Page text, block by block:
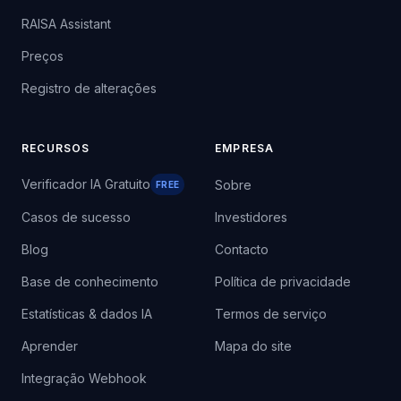
RAISA Assistant
Preços
Registro de alterações
RECURSOS
Verificador IA Gratuito FREE
Casos de sucesso
Blog
Base de conhecimento
Estatísticas & dados IA
Aprender
Integração Webhook
EMPRESA
Sobre
Investidores
Contacto
Política de privacidade
Termos de serviço
Mapa do site